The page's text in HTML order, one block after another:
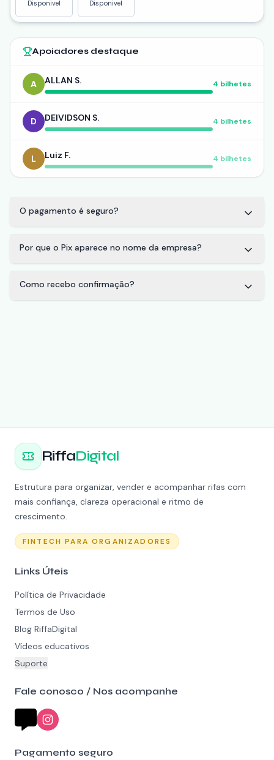
Disponivel Disponivel
Apoiadores destaque
A ALLAN S. 4 bilhetes
D DEIVIDSON S. 4 bilhetes
L Luiz F. 4 bilhetes
O pagamento é seguro?
Por que o Pix aparece no nome da empresa?
Como recebo confirmação?
RiffaDigital
Estrutura para organizar, vender e acompanhar rifas com
mais confiança, clareza operacional e ritmo de
crescimento.
FINTECH PARA ORGANIZADORES
Links Úteis
Política de Privacidade
Termos de Uso
Blog RiffaDigital
Vídeos educativos
Suporte
Fale conosco / Nos acompanhe
Pagamento seguro